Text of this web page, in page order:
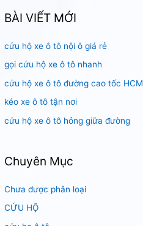
k
ế
m
:
BÀI VIẾT MỚI
cứu hộ xe ô tô nội ô giá rẻ
gọi cứu hộ xe ô tô nhanh
cứu hộ xe ô tô đường cao tốc HCM
kéo xe ô tô tận nơi
cứu hộ xe ô tô hỏng giữa đường
Chuyên Mục
Chưa được phân loại
CỨU HỘ